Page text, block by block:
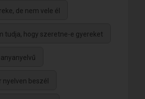
de nem vele él
tudja, hogy szeretne-e gyereket
nyelven beszél